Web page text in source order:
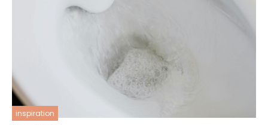
inspiration